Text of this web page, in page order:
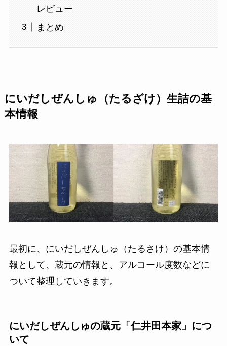
レビュー
まとめ
にいだしぜんしゅ（たるざけ）生詰の基
本情報
最初に、にいだしぜんしゅ（たるさけ）の基本情
報として、蔵元の情報と、アルコール度数などに
ついて整理していきます。
にいだしぜんしゅの蔵元「仁井田本家」につ
いて